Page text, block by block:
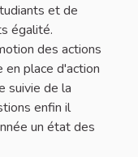
et de
égalité.
des actions
en place d'action
suivie de la
enfin il
un état des